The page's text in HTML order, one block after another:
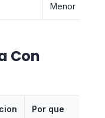
Menor
Con
Por que